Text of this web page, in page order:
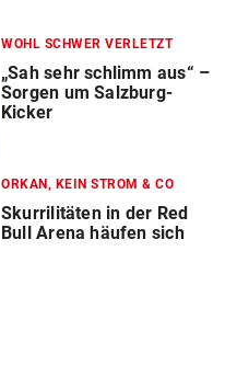
WOHL SCHWER VERLETZT
„Sah sehr schlimm aus“ –
Sorgen um Salzburg-
Kicker
ORKAN, KEIN STROM & CO
Skurrilitäten in der Red
Bull Arena häufen sich